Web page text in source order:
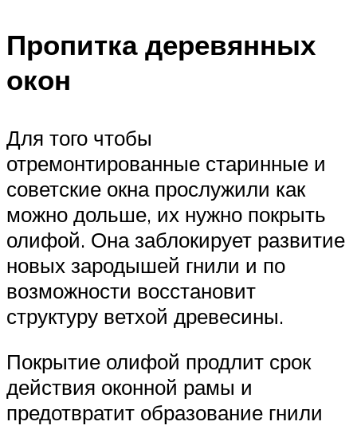
Пропитка деревянных
окон
Для того чтобы
отремонтированные старинные и
советские окна прослужили как
можно дольше, их нужно покрыть
олифой. Она заблокирует развитие
новых зародышей гнили и по
возможности восстановит
структуру ветхой древесины.
Покрытие олифой продлит срок
действия оконной рамы и
предотвратит образование гнили